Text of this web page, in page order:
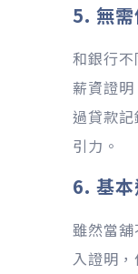
5. 無
和銀行
薪資證
過貸款
引力。
6. 基
雖然當
入證明